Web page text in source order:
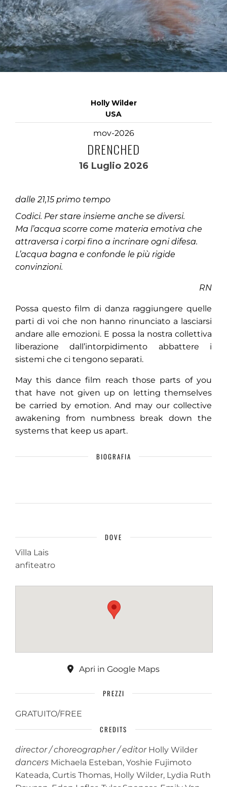
Holly Wilder
USA
mov-2026
DRENCHED
16 Luglio 2026
dalle 21,15 primo tempo
Codici. Per stare insieme anche se diversi.
Ma l’acqua scorre come materia emotiva che
attraversa i corpi fino a incrinare ogni difesa.
L’acqua bagna e confonde le più rigide
convinzioni.
RN
Possa questo film di danza raggiungere quelle
parti di voi che non hanno rinunciato a lasciarsi
andare alle emozioni. E possa la nostra collettiva
liberazione dall’intorpidimento abbattere i
sistemi che ci tengono separati.
May this dance film reach those parts of you
that have not given up on letting themselves
be carried by emotion. And may our collective
awakening from numbness break down the
systems that keep us apart.
BIOGRAFIA
DOVE
Villa Lais
anfiteatro
Apri in Google Maps
PREZZI
GRATUITO/FREE
CREDITS
director / choreographer / editor Holly Wilder
dancers Michaela Esteban, Yoshie Fujimoto
Kateada, Curtis Thomas, Holly Wilder, Lydia Ruth